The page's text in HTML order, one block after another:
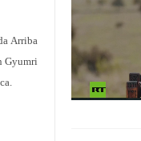
Arriba
Gyumri